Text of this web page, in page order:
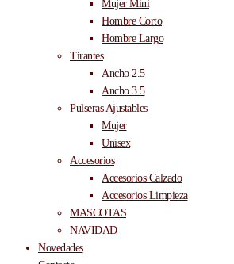
Mujer Mini
Hombre Corto
Hombre Largo
Tirantes
Ancho 2.5
Ancho 3.5
Pulseras Ajustables
Mujer
Unisex
Accesorios
Accesorios Calzado
Accesorios Limpieza
MASCOTAS
NAVIDAD
Novedades